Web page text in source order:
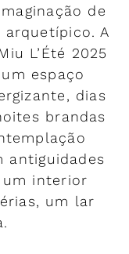
de
A
L’Été 2025
espaço
dias
brandas
antiguidades
um interior
um lar